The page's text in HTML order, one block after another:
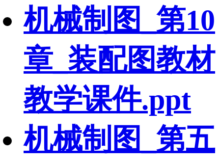
机械制图_第10
章_装配图教材
教学课件.ppt
机械制图_第五